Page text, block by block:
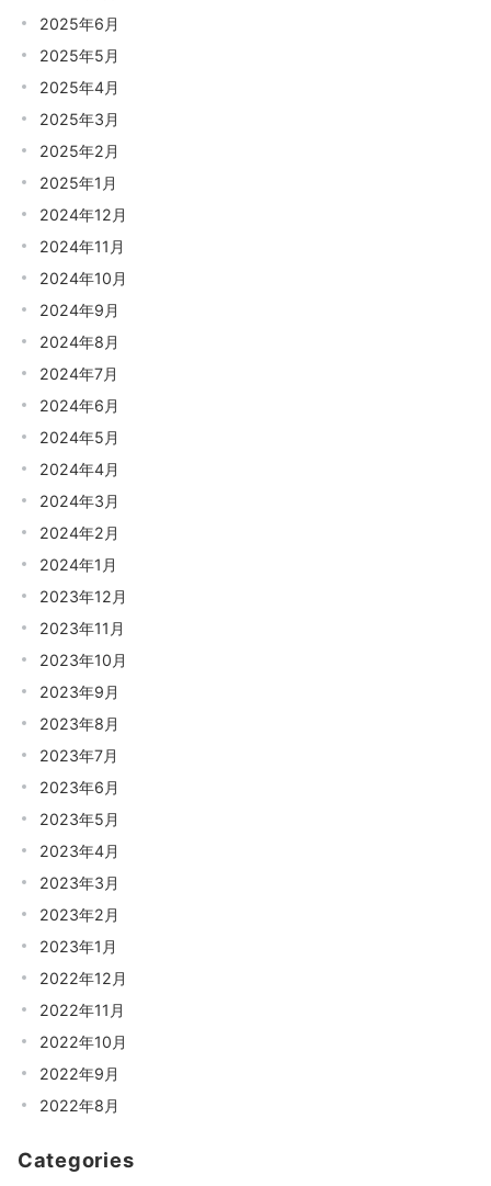
2025年6月
2025年5月
2025年4月
2025年3月
2025年2月
2025年1月
2024年12月
2024年11月
2024年10月
2024年9月
2024年8月
2024年7月
2024年6月
2024年5月
2024年4月
2024年3月
2024年2月
2024年1月
2023年12月
2023年11月
2023年10月
2023年9月
2023年8月
2023年7月
2023年6月
2023年5月
2023年4月
2023年3月
2023年2月
2023年1月
2022年12月
2022年11月
2022年10月
2022年9月
2022年8月
Categories